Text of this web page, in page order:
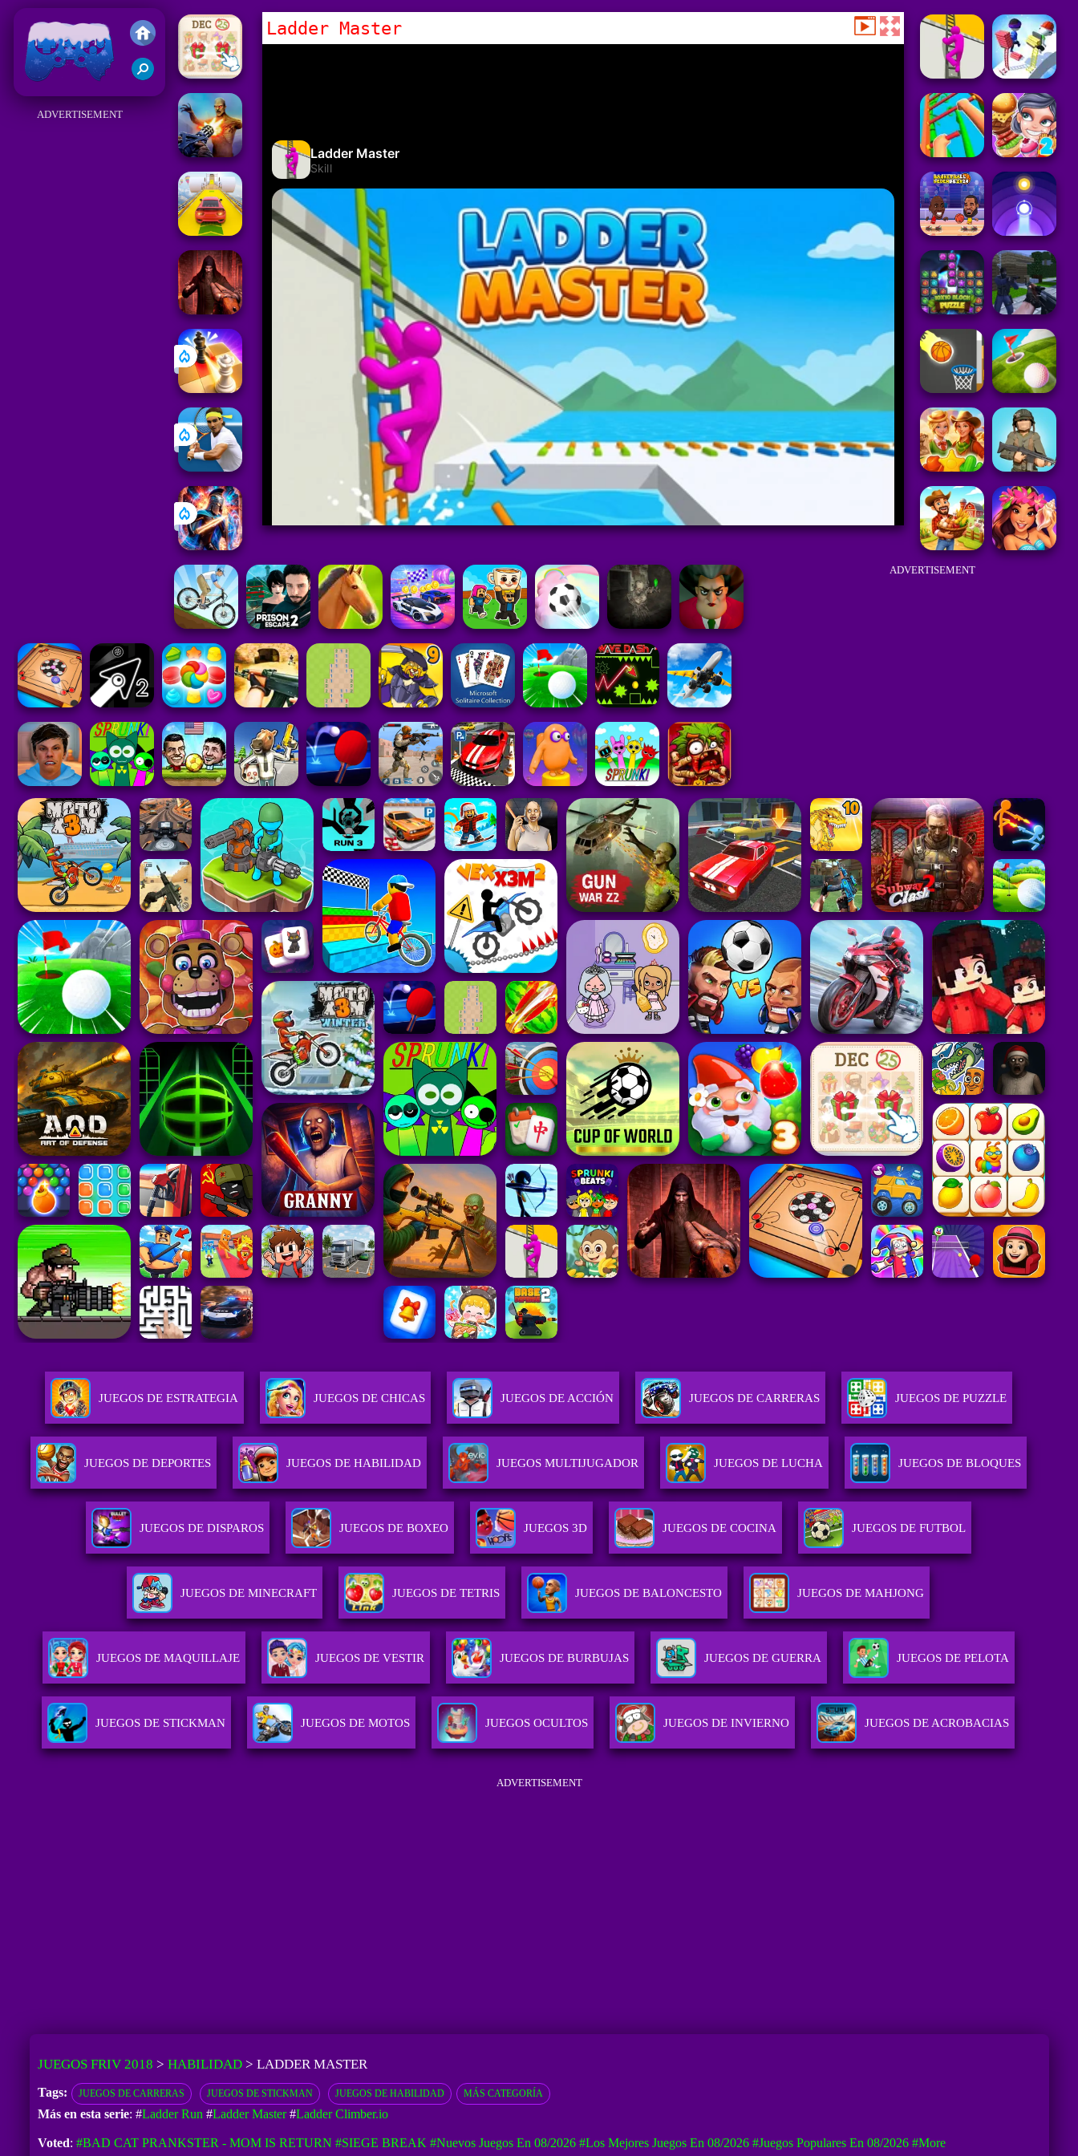
Juegos Friv 2018
ADVERTISEMENT
Ladder Master
ADVERTISEMENT
JUEGOS DE ESTRATEGIA JUEGOS DE CHICAS JUEGOS DE ACCIÓN JUEGOS DE CARRERAS JUEGOS DE PUZZLE
JUEGOS DE DEPORTES JUEGOS DE HABILIDAD JUEGOS MULTIJUGADOR JUEGOS DE LUCHA JUEGOS DE BLOQUES
JUEGOS DE DISPAROS JUEGOS DE BOXEO JUEGOS 3D JUEGOS DE COCINA JUEGOS DE FUTBOL
JUEGOS DE MINECRAFT JUEGOS DE TETRIS JUEGOS DE BALONCESTO JUEGOS DE MAHJONG
JUEGOS DE MAQUILLAJE JUEGOS DE VESTIR JUEGOS DE BURBUJAS JUEGOS DE GUERRA JUEGOS DE PELOTA
JUEGOS DE STICKMAN JUEGOS DE MOTOS JUEGOS OCULTOS JUEGOS DE INVIERNO JUEGOS DE ACROBACIAS
ADVERTISEMENT
JUEGOS FRIV 2018 > HABILIDAD> LADDER MASTER
Tags: JUEGOS DE CARRERAS JUEGOS DE STICKMAN JUEGOS DE HABILIDAD MÁS CATEGORÍA
Más en esta serie: #Ladder Run #Ladder Master#Ladder Climber.io
Voted: #BAD CAT PRANKSTER - MOM IS RETURN #SIEGE BREAK #Nuevos Juegos En 08/2026 #Los Mejores Juegos En 08/2026 #Juegos Populares En 08/2026 #more